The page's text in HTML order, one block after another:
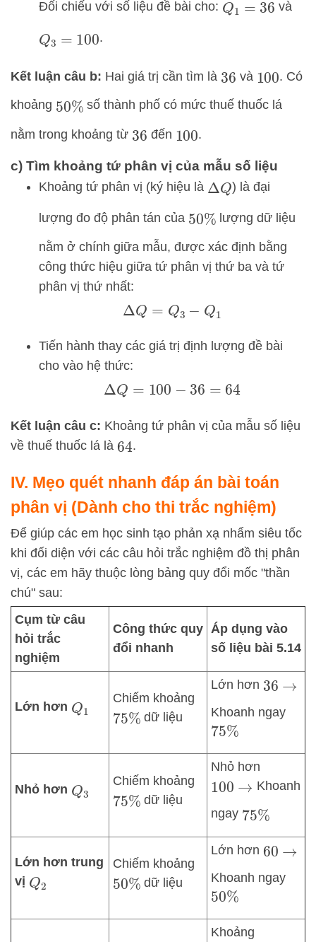
Đối chiếu với số liệu đề bài cho: Q1 =36 và
Q3 =100 .
Kết luận câu b: Hai giá trị cần tìm là 36 và 100. Có
khoảng 50% số thành phố có mức thuế thuốc lá
nằm trong khoảng từ 36 đến 100.
c) Tìm khoảng tứ phân vị của mẫu số liệu
Khoảng tứ phân vị (ký hiệu là ΔQ) là đại
lượng đo độ phân tán của 50% lượng dữ liệu
nằm ở chính giữa mẫu, được xác định bằng
công thức hiệu giữa tứ phân vị thứ ba và tứ
phân vị thứ nhất:
ΔQ= Q3−Q 1
Tiến hành thay các giá trị định lượng đề bài
cho vào hệ thức:
Δ Q= 100 −36= 64
Kết luận câu c: Khoảng tứ phân vị của mẫu số liệu
về thuế thuốc lá là 64.
IV. Mẹo quét nhanh đáp án bài toán
phân vị (Dành cho thi trắc nghiệm)
Để giúp các em học sinh tạo phản xạ nhẩm siêu tốc
khi đối diện với các câu hỏi trắc nghiệm đồ thị phân
vị, các em hãy thuộc lòng bảng quy đổi mốc "thần
chú" sau:
Cụm từ câu
hỏi trắc
nghiệm
Công thức quy
đổi nhanh
Áp dụng vào
số liệu bài 5.14
Lớn hơn Q1
Chiếm khoảng
75% dữ liệu
Lớn hơn 36 →
Khoanh ngay
75%
Nhỏ hơn Q3
Chiếm khoảng
75% dữ liệu
Nhỏ hơn
100 → Khoanh
ngay 75%
Lớn hơn trung
vị Q2
Chiếm khoảng
50% dữ liệu
Lớn hơn 60 →
Khoanh ngay
50%
Khoảng